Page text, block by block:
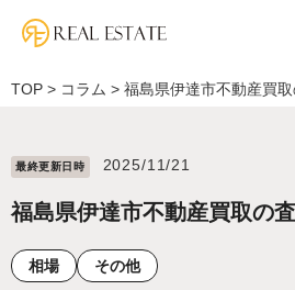
TOP > コラム > 福島県伊達市不動産買
最終更新⽇時 2025/11/21
福島県伊達市不動産買取の
相場 その他